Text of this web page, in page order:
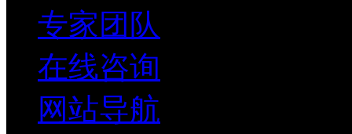
专家团队
在线咨询
网站导航